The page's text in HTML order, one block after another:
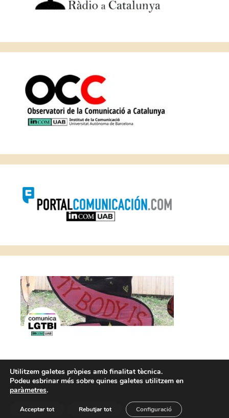
Avís legal i Condicions d’ús
2026 · Institut de la Comunicació (InCom-UAB) · @incomuab
Utilitzem galetes pròpies amb finalitat tècnica.
Podeu esbrinar més sobre quines galetes utilitzem en
paràmetres.
Acceptar tot Rebutjar tot Configuració